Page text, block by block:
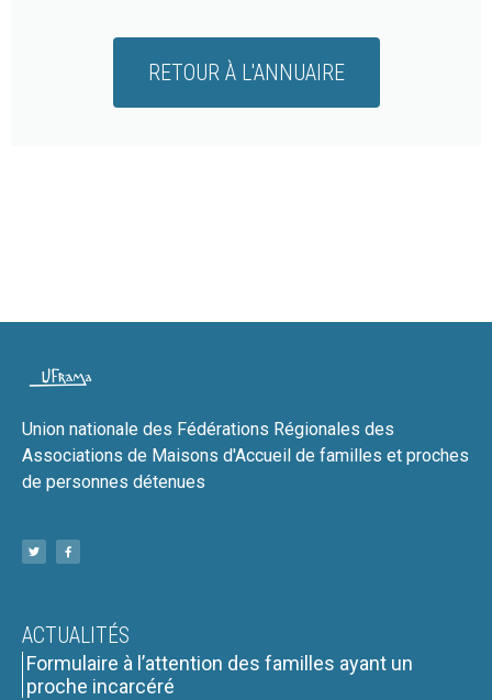
RETOUR À L'ANNUAIRE
Union nationale des Fédérations Régionales des
Associations de Maisons d'Accueil de familles et proches
de personnes détenues
ACTUALITÉS
Formulaire à l’attention des familles ayant un
proche incarcéré